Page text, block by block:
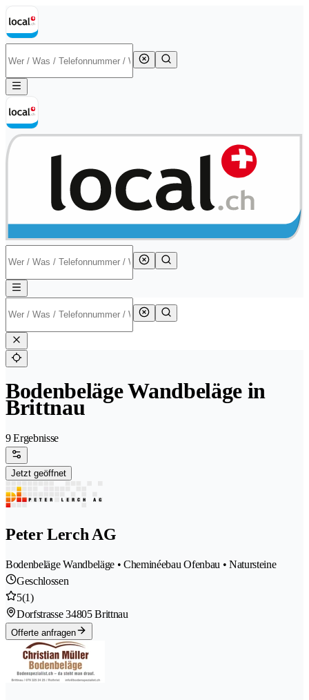
Bodenbeläge Wandbeläge in
Brittnau
9 Ergebnisse
Jetzt geöffnet
Peter Lerch AG
Bodenbeläge Wandbeläge • Cheminéebau Ofenbau • Natursteine
Geschlossen
5(1)
Dorfstrasse 34805 Brittnau
Offerte anfragen